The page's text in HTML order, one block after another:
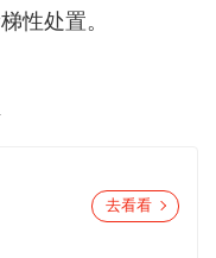
性处置。
去看看